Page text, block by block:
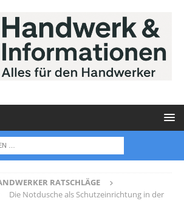
RATSCHLÄGE
Die Notdusche als Schutzeinrichtung in der